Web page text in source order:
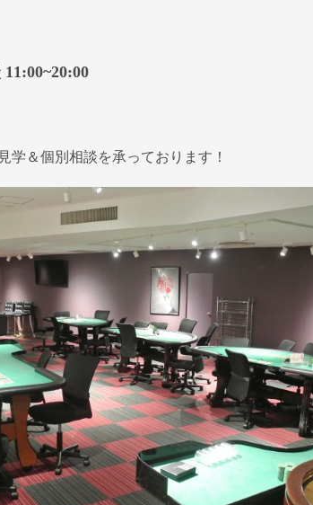
学＆個別相談を承っております！